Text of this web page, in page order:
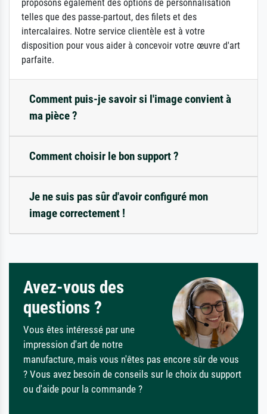
proposons également des options de personnalisation
telles que des passe-partout, des filets et des
intercalaires. Notre service clientèle est à votre
disposition pour vous aider à concevoir votre œuvre d'art
parfaite.
Comment puis-je savoir si l'image convient à
ma pièce ?
Comment choisir le bon support ?
Je ne suis pas sûr d'avoir configuré mon
image correctement !
Avez-vous des
questions ?
Vous êtes intéressé par une
impression d'art de notre
manufacture, mais vous n'êtes pas encore sûr de vous
? Vous avez besoin de conseils sur le choix du support
ou d'aide pour la commande ?